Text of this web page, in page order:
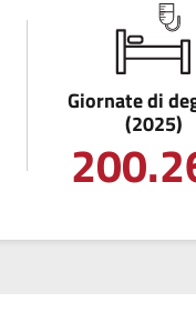
Giornate di
(2025)